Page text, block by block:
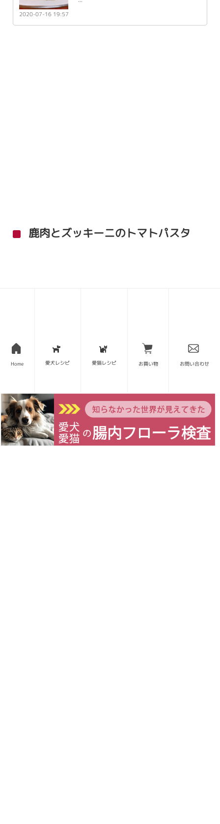
2020-07-16 19:57
鹿肉とズッキーニのトマトパスタ
Home 愛犬レシピ 愛猫レシピ お買い物 お問い合わせ